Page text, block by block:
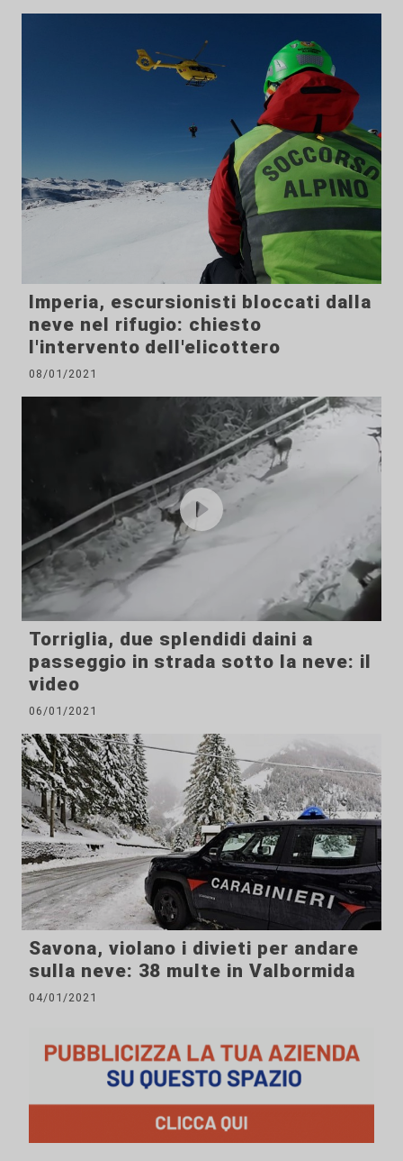
Imperia, escursionisti bloccati dalla
neve nel rifugio: chiesto
l'intervento dell'elicottero
08/01/2021
Torriglia, due splendidi daini a
passeggio in strada sotto la neve: il
video
06/01/2021
Savona, violano i divieti per andare
sulla neve: 38 multe in Valbormida
04/01/2021